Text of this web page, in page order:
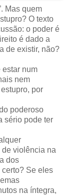
Mas quem
O texto
o poder é
é dado a
de existir, não?
estar num
nem
por
poderoso
sério pode ter
de violência na
dos
Se eles
na íntegra,